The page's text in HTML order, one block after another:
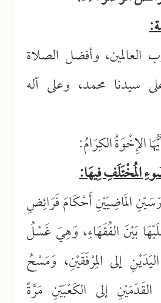
العالمين، وأفضل الصلاة
سيدنا محمد، وعلى آله
الإِخْوَةُ الكِرَامُ:
المُخْتَلَفِ فِيهَا:
المَاضِيَيْنِ أَحْكَامَ فَرَائِضِ
بَيْنَ الفُقَهَاءِ، وَهِيَ غَسْلُ
إلى المِرْفَقَيْنِ، وَمَسْحُ
إلى الكَعْبَيْنِ مَرَّةً